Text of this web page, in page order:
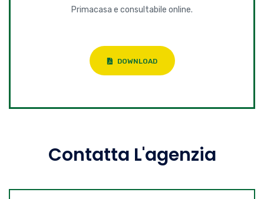
Primacasa e consultabile online.
DOWNLOAD
Contatta L'agenzia